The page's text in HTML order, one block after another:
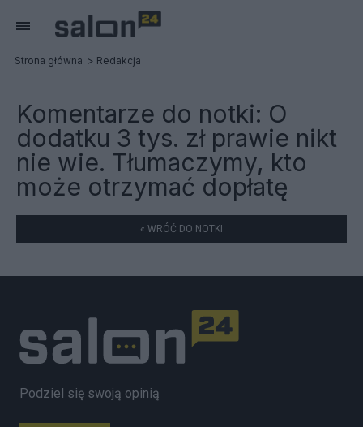
Strona główna Redakcja
Komentarze do notki: O
dodatku 3 tys. zł prawie nikt
nie wie. Tłumaczymy, kto
może otrzymać dopłatę
« WRÓĆ DO NOTKI
Podziel się swoją opinią